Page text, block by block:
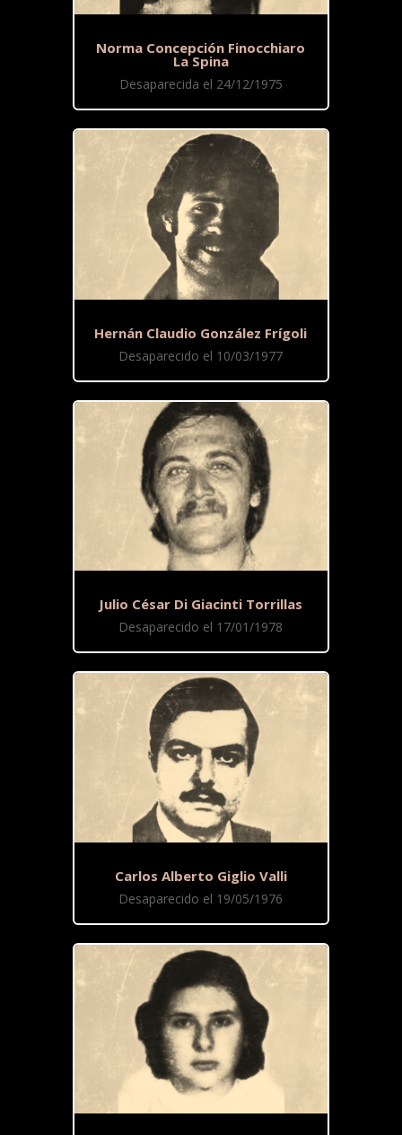
Norma Concepción Finocchiaro
La Spina
Desaparecida el 24/12/1975
Hernán Claudio González Frígoli
Desaparecido el 10/03/1977
Julio César Di Giacinti Torrillas
Desaparecido el 17/01/1978
Carlos Alberto Giglio Valli
Desaparecido el 19/05/1976